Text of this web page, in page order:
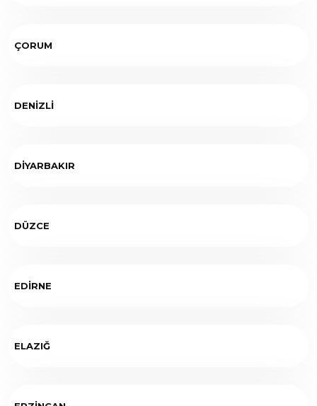
ÇORUM
DENİZLİ
DİYARBAKIR
DÜZCE
EDİRNE
ELAZIĞ